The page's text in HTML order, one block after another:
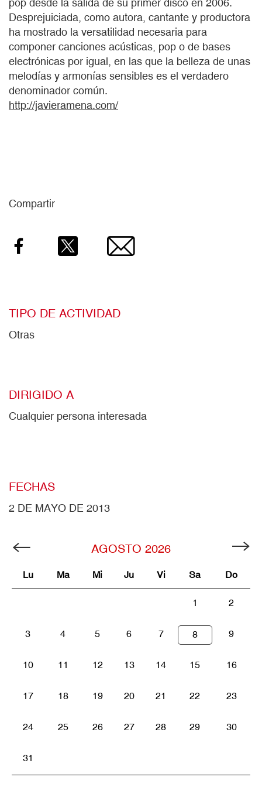
pop desde la salida de su primer disco en 2006.
Desprejuiciada, como autora, cantante y productora
ha mostrado la versatilidad necesaria para
componer canciones acústicas, pop o de bases
electrónicas por igual, en las que la belleza de unas
melodías y armonías sensibles es el verdadero
denominador común.
http://javieramena.com/
Compartir
Facebook Email
TIPO DE ACTIVIDAD
Otras
DIRIGIDO A
Cualquier persona interesada
FECHAS
2 DE MAYO DE 2013
AGOSTO 2026
Lu Ma Mi Ju Vi Sa Do
1 2
3 4 5 6 7 8 9
10 11 12 13 14 15 16
17 18 19 20 21 22 23
24 25 26 27 28 29 30
31